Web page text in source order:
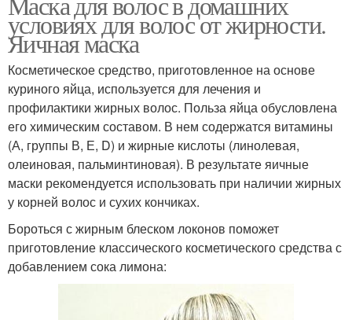
условиях для волос от жирности.
Яичная маска
Косметическое средство, приготовленное на основе
куриного яйца, используется для лечения и
профилактики жирных волос. Польза яйца обусловлена
его химическим составом. В нем содержатся витамины
(А, группы В, Е, D) и жирные кислоты (линолевая,
олеиновая, пальминтиновая). В результате яичные
маски рекомендуется использовать при наличии жирных
у корней волос и сухих кончиках.
Бороться с жирным блеском локонов поможет
приготовление классического косметического средства с
добавлением сока лимона: